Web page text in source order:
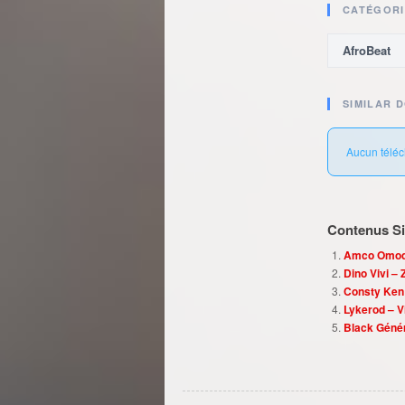
AfroBeat
SIMILAR
Aucun
Contenus
Amco
Dino Vivi –
Consty
Lykerod –
Black